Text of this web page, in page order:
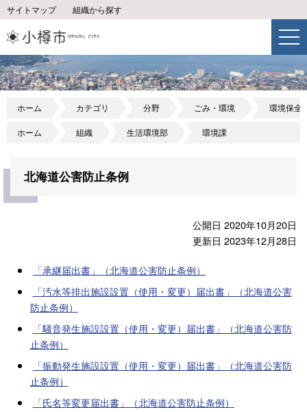
サイトマップ 組織から探す
ホーム カテゴリ 分野 ごみ・環境 環境保全
ホーム 組織 生活環境部 環境課
北海道公害防止条例
公開日 2020年10月20日
更新日 2023年12月28日
「承継届出書」（北海道公害防止条例）
「汚水等排出施設設置（使用・変更）届出書」（北海道公害
防止条例）
「騒音発生施設設置（使用・変更）届出書」（北海道公害防
止条例）
「振動発生施設設置（使用・変更）届出書」（北海道公害防
止条例）
「氏名等変更届出書」（北海道公害防止条例）